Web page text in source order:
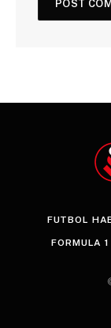
FUTBOL
FORMULA